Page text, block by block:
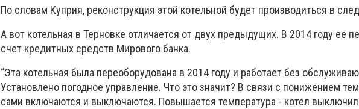
По словам Куприя, реконструкция этой котельной будет производиться в
А вот котельная в Терновке отличается от двух предыдущих. В 2014 году ее
счет кредитных средств Мирового банка.
“Эта котельная была переоборудована в 2014 году и работает без
Установлено погодное управление. Что это значит? В связи с понижением
сами включаются и выключаются. Повышается температура - котел